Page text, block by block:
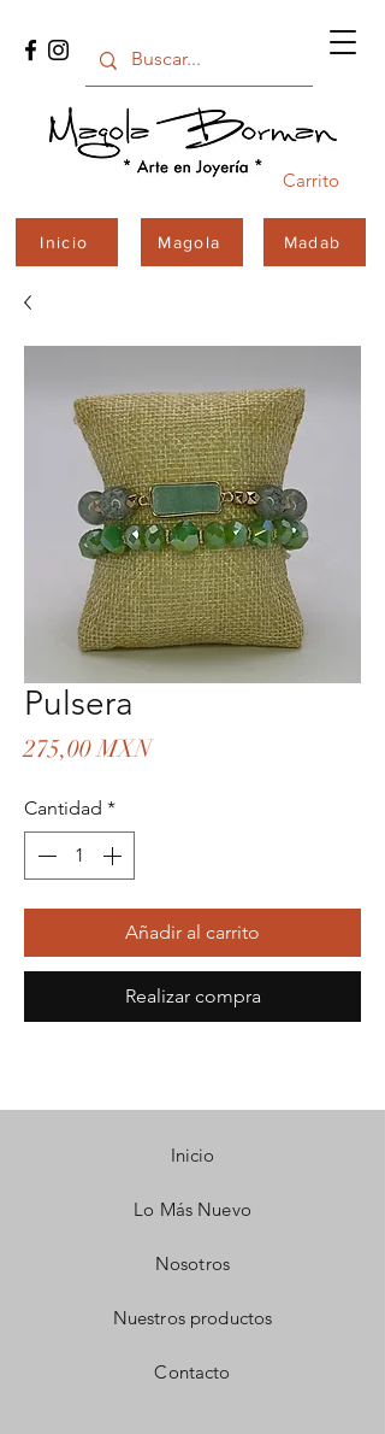
Carrito
Inicio Magola Madab
Pulsera
275,00 MXNPrecio
Cantidad *
Añadir al carrito
Realizar compra
Inicio
Lo Más Nuevo
Nosotros
Nuestros productos
Contacto